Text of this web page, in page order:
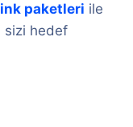
paketleri ile
sizi hedef